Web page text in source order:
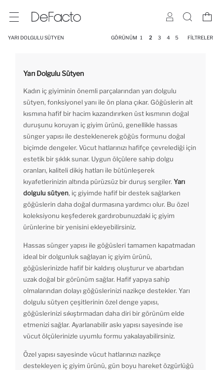
YARI DOLGULU SÜTYEN GÖRÜNÜM 1 2 3 4 5 FILTRELER
Yarı Dolgulu Sütyen
Kadın iç giyiminin önemli parçalarından yarı dolgulu
sütyen, fonksiyonel yanı ile ön plana çıkar. Göğüslerin alt
kısmına hafif bir hacim kazandırırken üst kısmının doğal
duruşunu koruyan iç giyim ürünü, genellikle hassas
sünger yapısı ile desteklenerek göğüs formunu doğal
biçimde dengeler. Vücut hatlarınızı hafifçe çevrelediği için
estetik bir şıklık sunar. Uygun ölçülere sahip dolgu
oranları, kaliteli dikiş hatları ile bütünleşerek
kıyafetlerinizin altında pürüzsüz bir duruş sergiler. Yarı
dolgulu sütyen, iç giyimde hafif bir destek sağlarken
göğüslerin daha doğal durmasına yardımcı olur. Bu özel
koleksiyonu keşfederek gardırobunuzdaki iç giyim
ürünlerine bir yenisini ekleyebilirsiniz.
Hassas sünger yapısı ile göğüsleri tamamen kapatmadan
ideal bir dolgunluk sağlayan iç giyim ürünü,
göğüslerinizde hafif bir kaldırış oluşturur ve abartıdan
uzak doğal bir görünüm sağlar. Hafif yapıya sahip
olmalarından dolayı göğüslerinizi nazikçe destekler. Yarı
dolgulu sütyen çeşitlerinin özel denge yapısı,
göğüslerinizi sıkıştırmadan daha diri bir görünüm elde
etmenizi sağlar. Ayarlanabilir askı yapısı sayesinde ise
vücut ölçülerinizle uyumlu formu yakalayabilirsiniz.
Özel yapısı sayesinde vücut hatlarınızı nazikçe
destekleyen iç giyim ürünü, gün boyu hareket özgürlüğü